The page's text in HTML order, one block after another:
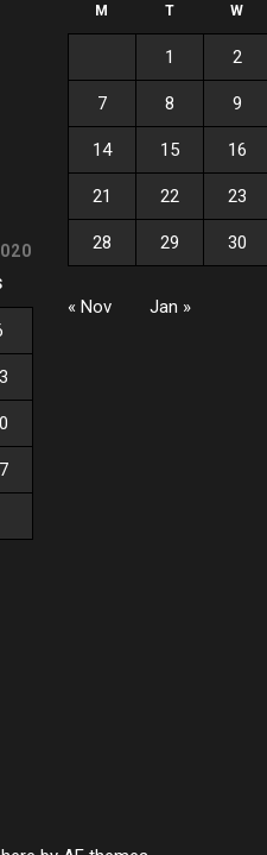
M T W
1 2
7 8 9
14 15 16
21 22 23
28 29 30
« Nov Jan »